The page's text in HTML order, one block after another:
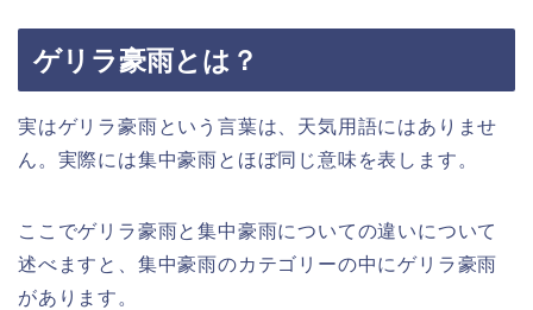
ゲリラ豪雨とは？
実はゲリラ豪雨という言葉は、天気用語にはありませ
ん。実際には集中豪雨とほぼ同じ意味を表します。
ここでゲリラ豪雨と集中豪雨についての違いについて
述べますと、集中豪雨のカテゴリーの中にゲリラ豪雨
があります。